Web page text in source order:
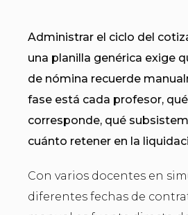
Administrar el ciclo del
una planilla genérica exige
de nómina recuerde
fase está cada profesor,
corresponde, qué
cuánto retener en la
Con varios docentes en
diferentes fechas de